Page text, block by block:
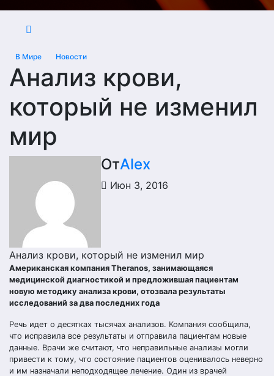
В Мире Новости
Анализ крови,
который не изменил
мир
ОтAlex
Июн 3, 2016
Анализ крови, который не изменил мир
Американская компания Theranos, занимающаяся
медицинской диагностикой и предложившая пациентам
новую методику анализа крови, отозвала результаты
исследований за два последних года
Речь идет о десятках тысячах анализов. Компания сообщила,
что исправила все результаты и отправила пациентам новые
данные. Врачи же считают, что неправильные анализы могли
привести к тому, что состояние пациентов оценивалось неверно
и им назначали неподходящее лечение. Один из врачей